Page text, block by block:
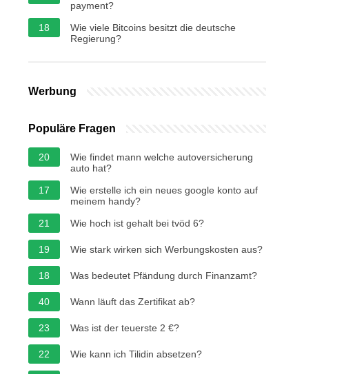
payment?
18
Wie viele Bitcoins besitzt die deutsche
Regierung?
Werbung
Populäre Fragen
20
Wie findet mann welche autoversicherung
auto hat?
17
Wie erstelle ich ein neues google konto auf
meinem handy?
21
Wie hoch ist gehalt bei tvöd 6?
19 Wie stark wirken sich Werbungskosten aus?
18 Was bedeutet Pfändung durch Finanzamt?
40 Wann läuft das Zertifikat ab?
23 Was ist der teuerste 2 €?
22 Wie kann ich Tilidin absetzen?